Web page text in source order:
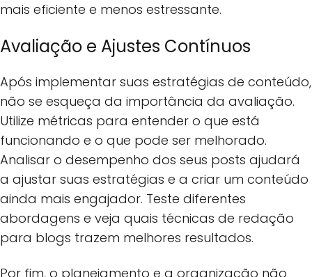
mais eficiente e menos estressante.
Avaliação e Ajustes Contínuos
Após implementar suas estratégias de conteúdo,
não se esqueça da importância da avaliação.
Utilize métricas para entender o que está
funcionando e o que pode ser melhorado.
Analisar o desempenho dos seus posts ajudará
a ajustar suas estratégias e a criar um conteúdo
ainda mais engajador. Teste diferentes
abordagens e veja quais técnicas de redação
para blogs trazem melhores resultados.
Por fim, o planejamento e a organização não